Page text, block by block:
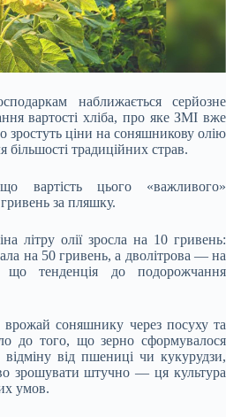
наближається серйозне
вартості хліба, про яке ЗМІ вже
зростуть ціни на соняшникову олію
більшості традиційних страв.
вартість цього «важливого»
за пляшку.
літру олії зросла на 10 гривень:
на 50 гривень, а дволітрова — на
що тенденція до подорожчання
соняшнику через посуху та
до того, що зерно сформувалося
від пшениці чи кукурудзи,
зрошувати штучно — ця культура
умов.